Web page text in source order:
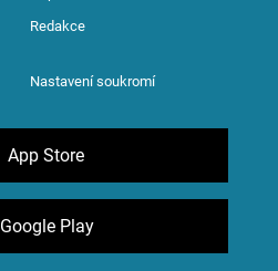
Redakce
Nastavení soukromí
App Store
Google Play